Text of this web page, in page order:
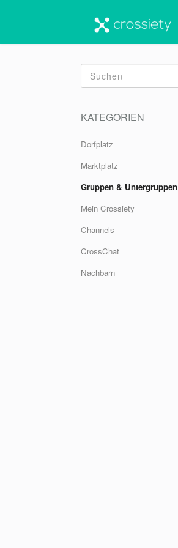
KATEGORIEN
Dorfplatz
Marktplatz
Gruppen & Untergruppen
Mein Crossiety
Channels
CrossChat
Nachbarn